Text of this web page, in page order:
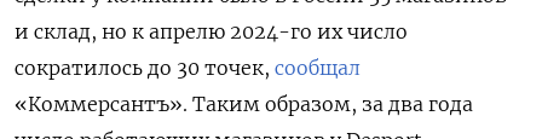
и склад, но к апрелю 2024-го их число
сократилось до 30 точек, сообщал
«Коммерсантъ». Таким образом, за два года